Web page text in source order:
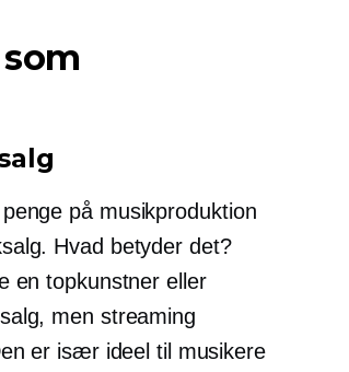
på musikproduktion
Hvad betyder det?
en topkunstner eller
men streaming
er især ideel til musikere